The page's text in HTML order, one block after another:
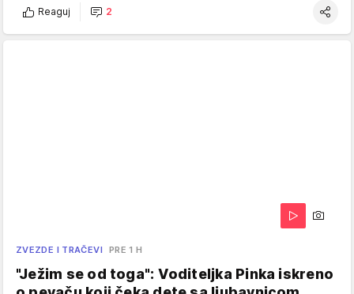
Reaguj 2
ZVEZDE I TRAČEVI PRE 1 H
"Ježim se od toga": Voditeljka Pinka iskreno